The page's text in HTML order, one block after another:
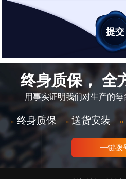
终身质保， 全
用事实证明我们对生产的
○ 终身质保 ○ 送货安装 ○
一键拨